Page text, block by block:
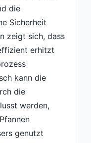
die
Sicherheit
zeigt sich, dass
erhitzt
kann die
die
werden,
genutzt